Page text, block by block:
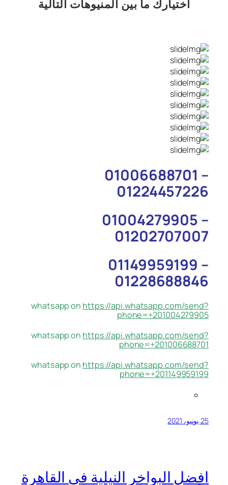
اختيارك ما بين المنيوهات التالية
01006688701 –
01224457226
01004279905 –
01202707007
01149959199 –
01228688846
whatsapp on https://api.whatsapp.com/send?
phone=+201004279905
whatsapp on https://api.whatsapp.com/send?
phone=+201006688701
whatsapp on https://api.whatsapp.com/send?
phone=+201149959199
25 يونيو، 2021
افضل البواخر النيلية في القاهرة